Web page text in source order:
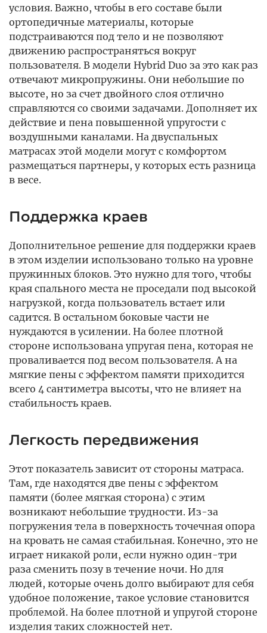
условия. Важно, чтобы в его составе были
ортопедичные материалы, которые
подстраиваются под тело и не позволяют
движению распространяться вокруг
пользователя. В модели Hybrid Duo за это как раз
отвечают микропружины. Они небольшие по
высоте, но за счет двойного слоя отлично
справляются со своими задачами. Дополняет их
действие и пена повышенной упругости с
воздушными каналами. На двуспальных
матрасах этой модели могут с комфортом
размещаться партнеры, у которых есть разница
в весе.
Поддержка краев
Дополнительное решение для поддержки краев
в этом изделии использовано только на уровне
пружинных блоков. Это нужно для того, чтобы
края спального места не проседали под высокой
нагрузкой, когда пользователь встает или
садится. В остальном боковые части не
нуждаются в усилении. На более плотной
стороне использована упругая пена, которая не
проваливается под весом пользователя. А на
мягкие пены с эффектом памяти приходится
всего 4 сантиметра высоты, что не влияет на
стабильность краев.
Легкость передвижения
Этот показатель зависит от стороны матраса.
Там, где находятся две пены с эффектом
памяти (более мягкая сторона) с этим
возникают небольшие трудности. Из-за
погружения тела в поверхность точечная опора
на кровать не самая стабильная. Конечно, это не
играет никакой роли, если нужно один-три
раза сменить позу в течение ночи. Но для
людей, которые очень долго выбирают для себя
удобное положение, такое условие становится
проблемой. На более плотной и упругой стороне
изделия таких сложностей нет.